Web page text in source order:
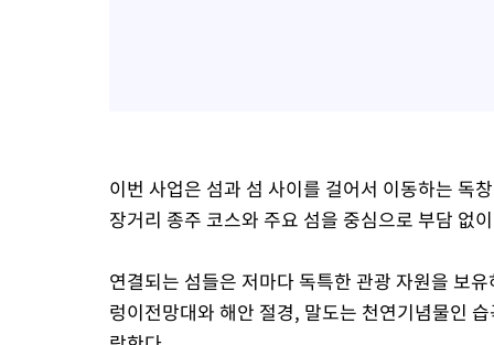
이번 사업은 섬과 섬 사이를 걸어서 이동하는 독
장거리 종주 코스와 주요 섬을 중심으로 부담 없
연결되는 섬들은 저마다 독특한 관광 자원을 보
렁이전망대와 해안 절경, 말도는 천연기념물인